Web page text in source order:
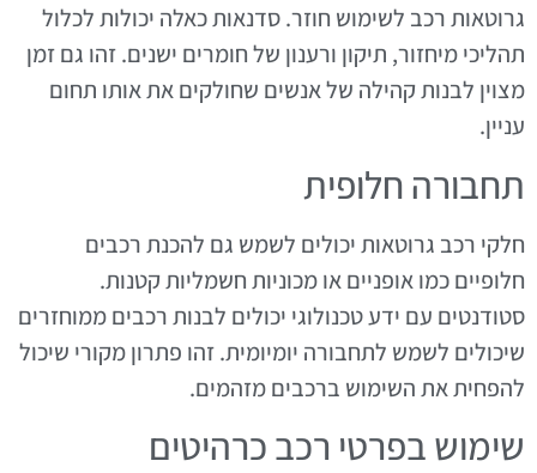
גרוטאות רכב לשימוש חוזר. סדנאות כאלה יכולות לכלול
תהליכי מיחזור, תיקון ורענון של חומרים ישנים. זהו גם זמן
מצוין לבנות קהילה של אנשים שחולקים את אותו תחום
עניין.
תחבורה חלופית
חלקי רכב גרוטאות יכולים לשמש גם להכנת רכבים
חלופיים כמו אופניים או מכוניות חשמליות קטנות.
סטודנטים עם ידע טכנולוגי יכולים לבנות רכבים ממוחזרים
שיכולים לשמש לתחבורה יומיומית. זהו פתרון מקורי שיכול
להפחית את השימוש ברכבים מזהמים.
שימוש בפרטי רכב כרהיטים